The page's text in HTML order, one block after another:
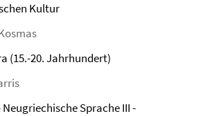
Kultur
(15.-20. Jahrhundert)
Sprache ΙΙΙ -